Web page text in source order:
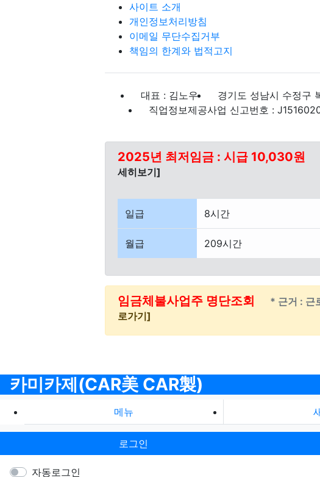
사이트 소개
개인정보처리방침
이메일 무단수집거부
책임의 한계와 법적고지
대표 : 김노우 경기도 성남시 수정구
직업정보제공사업 신고번호 :
2025년 최저임금 : 시급 10,030원
세히보기]
일급 8시간
월급
209시간
임금체불사업주 명단조회 * 근거 : 근
로가기]
카미카제(CAR美 CAR製)
메뉴
로그인
자동로그인